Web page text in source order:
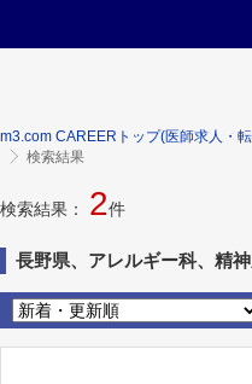
m3.com CAREERトップ(医師求人・
検索結果
検索結果： 2件
長野県、アレルギー科、精